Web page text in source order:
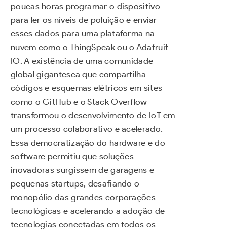
poucas horas programar o dispositivo
para ler os níveis de poluição e enviar
esses dados para uma plataforma na
nuvem como o ThingSpeak ou o Adafruit
IO. A existência de uma comunidade
global gigantesca que compartilha
códigos e esquemas elétricos em sites
como o GitHub e o Stack Overflow
transformou o desenvolvimento de IoT em
um processo colaborativo e acelerado.
Essa democratização do hardware e do
software permitiu que soluções
inovadoras surgissem de garagens e
pequenas startups, desafiando o
monopólio das grandes corporações
tecnológicas e acelerando a adoção de
tecnologias conectadas em todos os